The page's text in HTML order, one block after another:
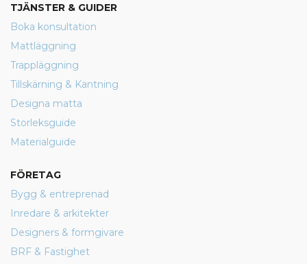
TJÄNSTER & GUIDER
Boka konsultation
Mattläggning
Trappläggning
Tillskärning & Kantning
Designa matta
Storleksguide
Materialguide
FÖRETAG
Bygg & entreprenad
Inredare & arkitekter
Designers & formgivare
BRF & Fastighet